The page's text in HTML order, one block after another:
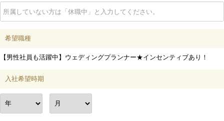
希望職種
【男性社員も活躍中】ウェディングプランナー★インセンティブあり！
入社希望時期